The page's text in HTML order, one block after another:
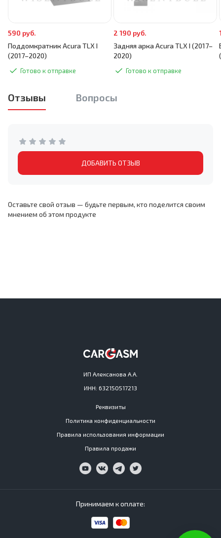
590 руб.
Поддомкратник Acura TLX I
(2017–2020)
Готово к отправке
2 190 руб.
Задняя арка Acura TLX I (2017–
2020)
Готово к отправке
Отзывы Вопросы
ДОБАВИТЬ ОТЗЫВ
Оставьте свой отзыв — будьте первым, кто поделится своим
мнением об этом продукте
ИП Алексанова А.А.
ИНН: 632150517213
Реквизиты
Политика конфиденциальности
Правила использования информации
Правила продажи
Принимаем к оплате: